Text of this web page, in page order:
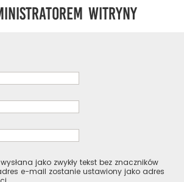
witryny
jako zwykły tekst bez znaczników
e-mail zostanie ustawiony jako adres